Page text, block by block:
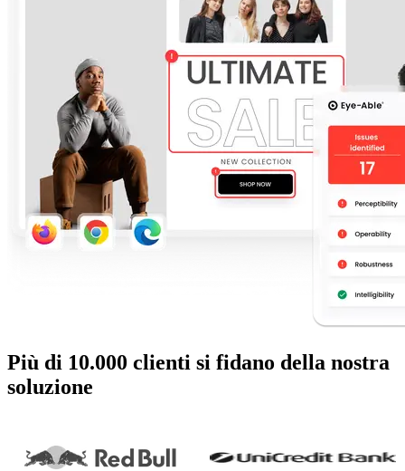
Più di 10.000 clienti si fidano della nostra
soluzione